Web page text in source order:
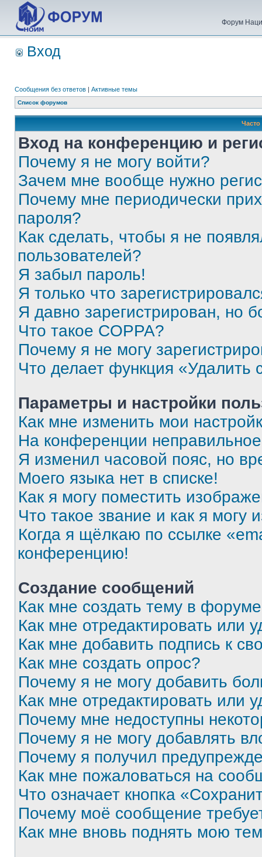
Форум
Вход
Сообщения без ответов | Активные темы
Список форумов
Вход на конференцию и
Почему я не могу войти?
Зачем мне вообще нужно
Почему мне периодически
пароля?
Как сделать, чтобы я не
пользователей?
Я забыл пароль!
Я только что
Я давно зарегистрирован, но
Что такое COPPA?
Почему я не могу
Что делает функция «Удалить
Параметры и настройки
Как мне изменить мои
На конференции
Я изменил часовой пояс, но
Моего языка нет в списке!
Как я могу поместить
Что такое звание и как я могу
Когда я щёлкаю по ссылке
конференцию!
Создание сообщений
Как мне создать тему в
Как мне отредактировать или
Как мне добавить подпись к
Как мне создать опрос?
Почему я не могу добавить
Как мне отредактировать или
Почему мне недоступны
Почему я не могу добавлять
Почему я получил
Как мне пожаловаться на
Что означает кнопка
Почему моё сообщение
Как мне вновь поднять мою